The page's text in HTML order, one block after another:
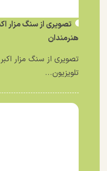
تصویری از سنگ مزار
هنرمندان
تصویری از سنگ مزار
تلویزیون...